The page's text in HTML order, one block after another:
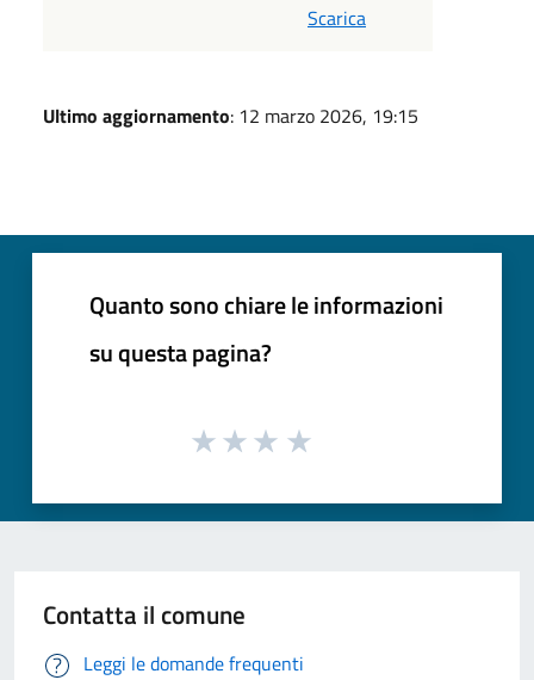
Scarica
Ultimo aggiornamento: 12 marzo 2026, 19:15
Quanto sono chiare le informazioni
su questa pagina?
Contatta il comune
Leggi le domande frequenti